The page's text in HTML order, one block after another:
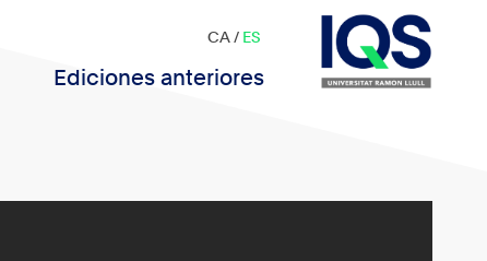
Ediciones anteriores
CA/ ES